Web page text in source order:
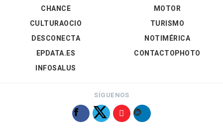
CHANCE
CULTURAOCIO
DESCONECTA
EPDATA.ES
INFOSALUS
MOTOR
TURISMO
NOTIMÉRICA
CONTACTOPHOTO
SÍGUENOS